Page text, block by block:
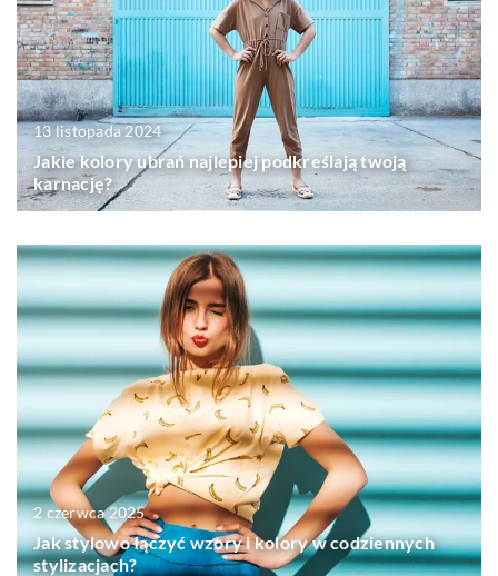
13 listopada 2024
Jakie kolory ubrań najlepiej podkreślają twoją
karnację?
2 czerwca 2025
Jak stylowo łączyć wzory i kolory w codziennych
stylizacjach?